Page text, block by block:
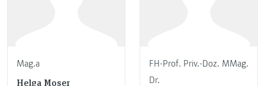
Mag.a
Helga Moser
FH-Prof. Priv.-Doz. MMag.
Dr.